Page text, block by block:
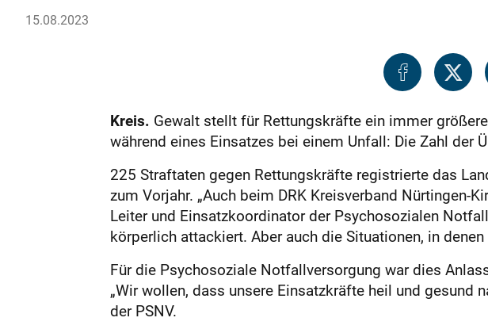
15.08.2023
Kreis. Gewalt stellt für Rettungskräfte ein immer
während eines Einsatzes bei einem Unfall: Die Zahl der
225 Straftaten gegen Rettungskräfte registrierte das
zum Vorjahr. „Auch beim DRK Kreisverband Nürtingen-
Leiter und Einsatzkoordinator der Psychosozialen
körperlich attackiert. Aber auch die Situationen, in
Für die Psychosoziale Notfallversorgung war dies
„Wir wollen, dass unsere Einsatzkräfte heil und gesund
der PSNV.